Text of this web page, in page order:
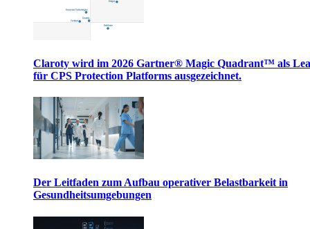
Claroty wird im 2026 Gartner® Magic Quadrant™ als
für CPS Protection Platforms ausgezeichnet.
Der Leitfaden zum Aufbau operativer Belastbarkeit in
Gesundheitsumgebungen